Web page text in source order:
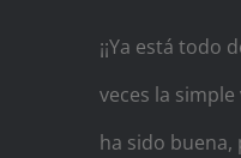
¡¡Ya está
veces la
ha sido